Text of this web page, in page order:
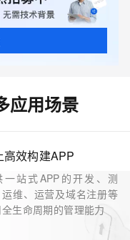
应用场景
高效构建APP
一站式APP的开发、测
维、运营及域名注册等
生命周期的管理能力